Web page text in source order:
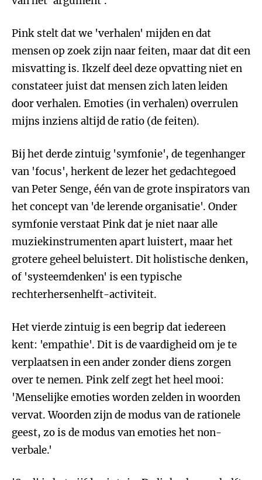
Pink stelt dat we 'verhalen' mijden en dat
mensen op zoek zijn naar feiten, maar dat dit een
misvatting is. Ikzelf deel deze opvatting niet en
constateer juist dat mensen zich laten leiden
door verhalen. Emoties (in verhalen) overrulen
mijns inziens altijd de ratio (de feiten).
Bij het derde zintuig 'symfonie', de tegenhanger
van 'focus', herkent de lezer het gedachtegoed
van Peter Senge, één van de grote inspirators van
het concept van 'de lerende organisatie'. Onder
symfonie verstaat Pink dat je niet naar alle
muziekinstrumenten apart luistert, maar het
grotere geheel beluistert. Dit holistische denken,
of 'systeemdenken' is een typische
rechterhersenhelft-activiteit.
Het vierde zintuig is een begrip dat iedereen
kent: 'empathie'. Dit is de vaardigheid om je te
verplaatsen in een ander zonder diens zorgen
over te nemen. Pink zelf zegt het heel mooi:
'Menselijke emoties worden zelden in woorden
vervat. Woorden zijn de modus van de rationele
geest, zo is de modus van emoties het non-
verbale.'